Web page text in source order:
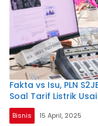
Fakta vs Isu, PLN
Soal Tarif Listrik
Bisnis 15 April, 2025